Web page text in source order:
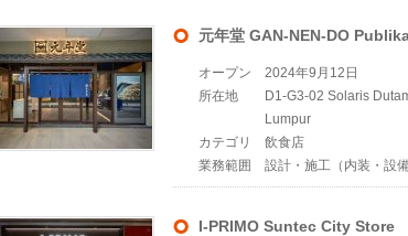
元年堂 GAN-NEN-DO
オープン
2024年9月12日
所在地
D1-G3-02 Solaris
Lumpur
カテゴリ
飲食店
業務範囲
設計・施工（内装・設備
I-PRIMO Suntec City Store